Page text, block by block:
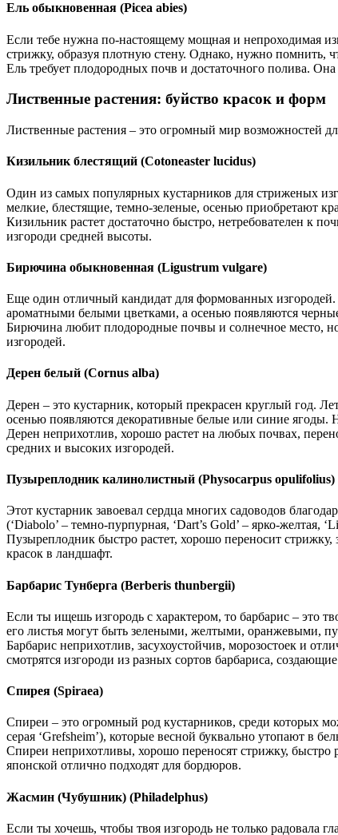
Ель обыкновенная (Picea abies)
Если тебе нужна по-настоящему мощная и непроходимая
стрижку, образуя плотную стену. Однако, нужно помнить,
Ель требует плодородных почв и достаточного полива.
Лиственные растения: буйство красок и форм
Лиственные растения – это огромный мир возможностей
Кизильник блестящий (Cotoneaster lucidus)
Один из самых популярных кустарников для стриженых
мелкие, блестящие, темно-зеленые, осенью приобретают
Кизильник растет достаточно быстро, нетребователен к
изгороди средней высоты.
Бирючина обыкновенная (Ligustrum vulgare)
Еще один отличный кандидат для формованных изгородей.
ароматными белыми цветками, а осенью появляются
Бирючина любит плодородные почвы и солнечное место,
изгородей.
Дерен белый (Cornus alba)
Дерен – это кустарник, который прекрасен круглый год.
осенью появляются декоративные белые или синие ягоды.
Дерен неприхотлив, хорошо растет на любых почвах,
средних и высоких изгородей.
Пузыреплодник калинолистный (Physocarpus opulifolius)
Этот кустарник завоевал сердца многих садоводов
(‘Diabolo’ – темно-пурпурная, ‘Dart’s Gold’ – ярко-
Пузыреплодник быстро растет, хорошо переносит
красок в ландшафт.
Барбарис Тунберга (Berberis thunbergii)
Если ты ищешь изгородь с характером, то барбарис – это
его листья могут быть зелеными, желтыми, оранжевыми,
Барбарис неприхотлив, засухоустойчив, морозостоек и
смотрятся изгороди из разных сортов барбариса,
Спирея (Spiraea)
Спиреи – это огромный род кустарников, среди которых
серая ‘Grefsheim’), которые весной буквально утопают в
Спиреи неприхотливы, хорошо переносят стрижку, быстро
японской отлично подходят для бордюров.
Жасмин (Чубушник) (Philadelphus)
Если ты хочешь, чтобы твоя изгородь не только радовала